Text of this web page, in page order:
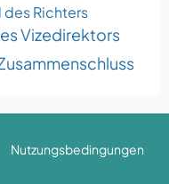
des Richters
Vizedirektors
Nutzungsbedingungen